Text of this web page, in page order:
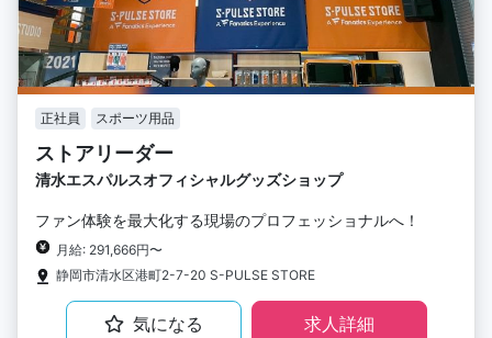
正社員 スポーツ用品
ストアリーダー
清水エスパルスオフィシャルグッズショップ
ファン体験を最大化する現場のプロフェッショナルへ！
月給: 291,666円〜
静岡市清水区港町2-7-20 S-PULSE STORE
気になる 求人詳細